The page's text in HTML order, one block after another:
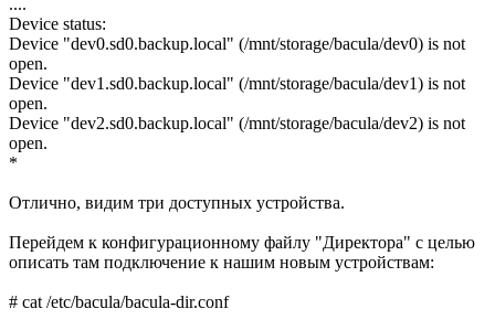
Device status:
Device "dev0.sd0.backup.local" (/mnt/storage/bacula/dev0) is not
open.
Device "dev1.sd0.backup.local" (/mnt/storage/bacula/dev1) is not
open.
Device "dev2.sd0.backup.local" (/mnt/storage/bacula/dev2) is not
open.
*
Отлично, видим три доступных устройства.
Перейдем к конфигурационному файлу "Директора" с целью
описать там подключение к нашим новым устройствам:
# cat /etc/bacula/bacula-dir.conf